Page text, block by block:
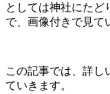
としては神社にたど
で、画像付きで見て
この記事では、詳し
ていきます。